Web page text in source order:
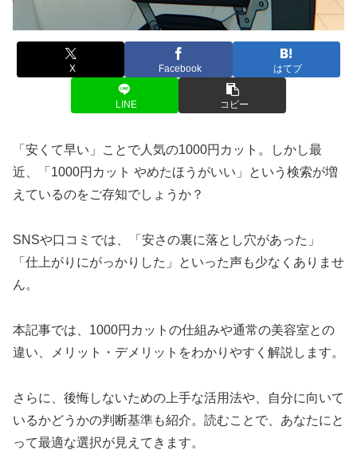
X Facebook はてブ
LINE コピー
「安くて早い」ことで人気の1000円カット。しかし最
近、「1000円カット やめたほうがいい」という検索が増
えているのをご存知でしょうか？
SNSや口コミでは、「安さの裏に落とし穴があった」
「仕上がりにがっかりした」といった声も少なくありませ
ん。
本記事では、1000円カットの仕組みや通常の美容室との
違い、メリット・デメリットをわかりやすく解説します。
さらに、後悔しないための上手な活用法や、自分に向いて
いるかどうかの判断基準も紹介。読むことで、あなたにと
って最適な選択が見えてきます。